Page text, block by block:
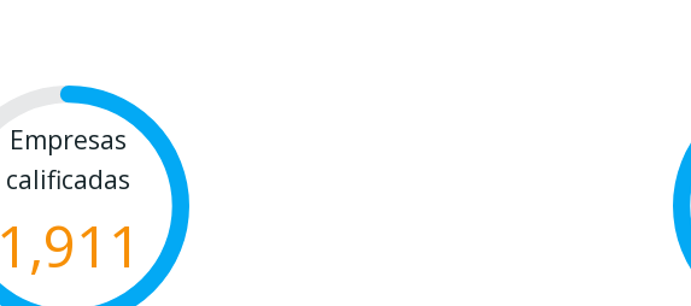
Empresas
calificadas
1,911